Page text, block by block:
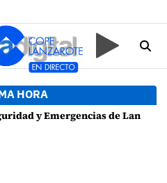
HORA
Lanzarote presenta la Guía de Seguridad en Actividades Náuticas